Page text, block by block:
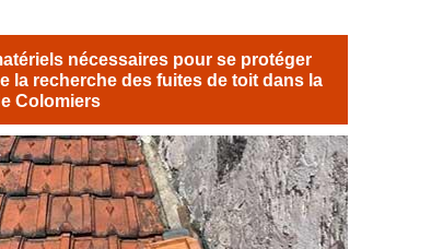
nécessaires pour se protéger
la recherche des fuites de toit dans la
Colomiers